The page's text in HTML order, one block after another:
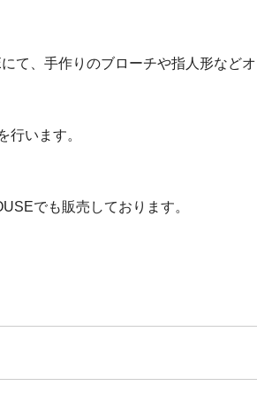
、手作りのブローチや指人形など
行います。
でも販売しております。